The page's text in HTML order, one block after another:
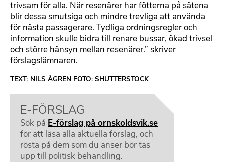
trivsam för alla. När resenärer har fötterna på sätena
blir dessa smutsiga och mindre trevliga att använda
för nästa passagerare. Tydliga ordningsregler och
information skulle bidra till renare bussar, ökad trivsel
och större hänsyn mellan resenärer.” skriver
förslagslämnaren.
TEXT: NILS ÅGREN FOTO: SHUTTERSTOCK
E-FÖRSLAG
Sök på E-förslag på ornskoldsvik.se
för att läsa alla aktuella förslag, och
rösta på dem som du anser bör tas
upp till politisk behandling.